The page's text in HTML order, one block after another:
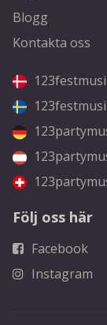
Blogg
Kontakta oss
Följ oss här
Facebook
Instagram